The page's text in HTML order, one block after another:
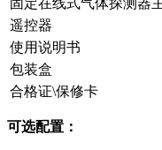
固定在线式气体探测器
遥控器
使用说明书
包装盒
合格证\保修卡
可选配置：